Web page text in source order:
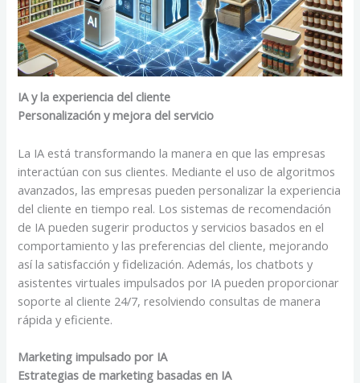
IA y la experiencia del cliente
Personalización y mejora del servicio
La IA está transformando la manera en que las empresas
interactúan con sus clientes. Mediante el uso de algoritmos
avanzados, las empresas pueden personalizar la experiencia
del cliente en tiempo real. Los sistemas de recomendación
de IA pueden sugerir productos y servicios basados en el
comportamiento y las preferencias del cliente, mejorando
así la satisfacción y fidelización. Además, los chatbots y
asistentes virtuales impulsados por IA pueden proporcionar
soporte al cliente 24/7, resolviendo consultas de manera
rápida y eficiente.
Marketing impulsado por IA
Estrategias de marketing basadas en IA